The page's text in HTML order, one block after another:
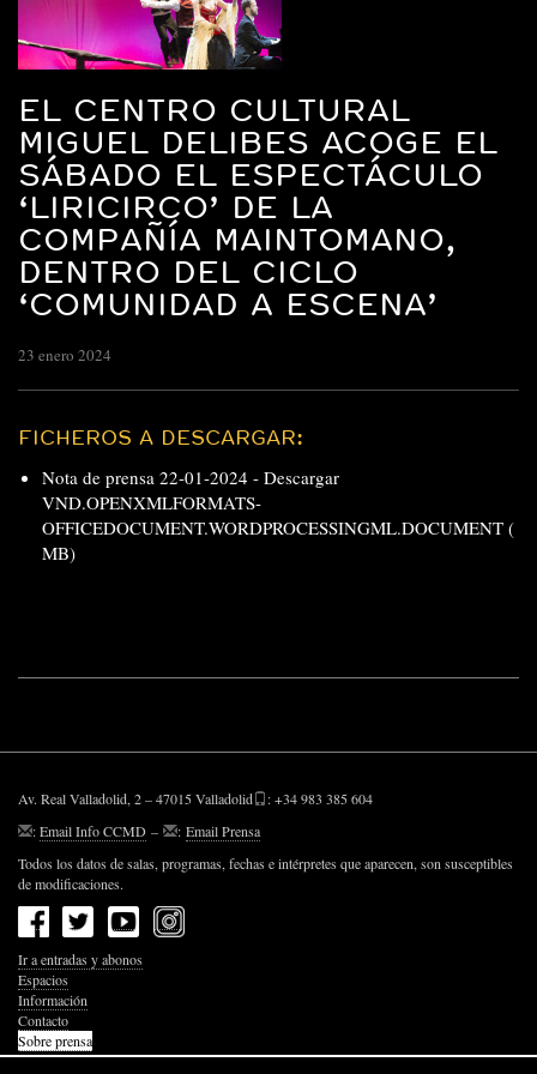
EL CENTRO CULTURAL
MIGUEL DELIBES ACOGE EL
SÁBADO EL ESPECTÁCULO
‘LIRICIRCO’ DE LA
COMPAÑÍA MAINTOMANO,
DENTRO DEL CICLO
‘COMUNIDAD A ESCENA’
23 enero 2024
FICHEROS A DESCARGAR:
Nota de prensa 22-01-2024 - Descargar
VND.OPENXMLFORMATS-
OFFICEDOCUMENT.WORDPROCESSINGML.DOCUMENT (
MB)
Av. Real Valladolid, 2 – 47015 Valladolid
: +34 983 385 604
:Email Info CCMD – : Email Prensa
Todos los datos de salas, programas, fechas e intérpretes que aparecen, son susceptibles
de modificaciones.
Ir a entradas y abonos
Espacios
Información
Contacto
Sobre prensa
Política de Privacidad